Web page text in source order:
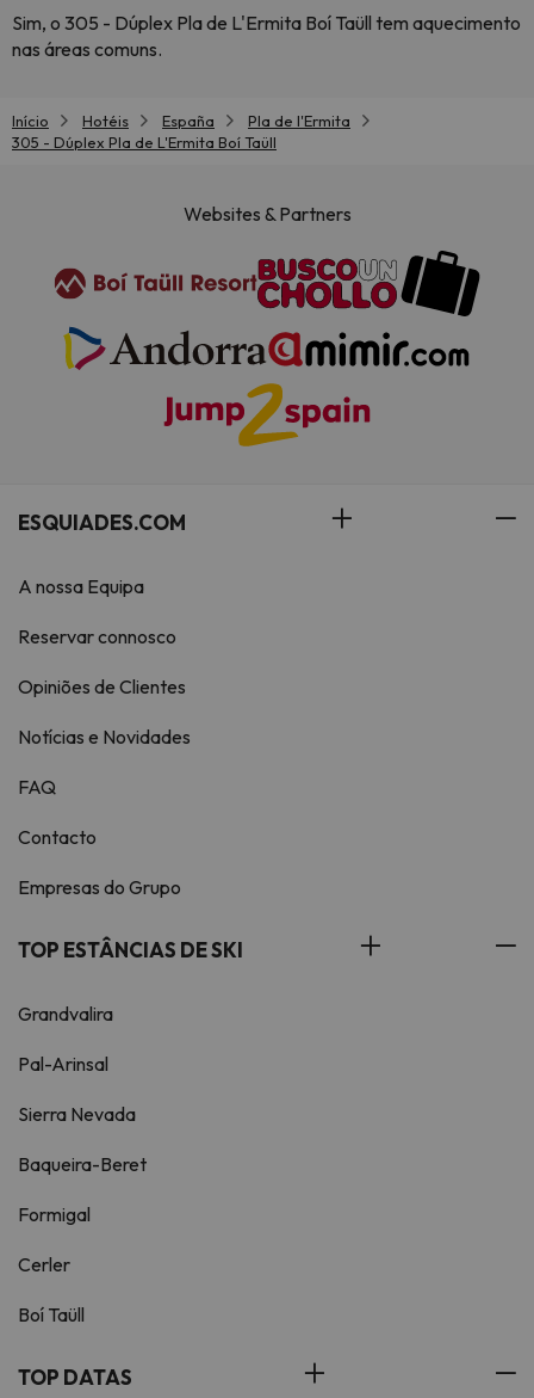
Sim, o 305 - Dúplex Pla de L'Ermita Boí Taüll tem aquecimento
nas áreas comuns.
Início Hotéis España
Pla de l'Ermita
305 - Dúplex Pla de L'Ermita Boí Taüll
Websites & Partners
ESQUIADES.COM
A nossa Equipa
Reservar connosco
Opiniões de Clientes
Notícias e Novidades
FAQ
Contacto
Empresas do Grupo
TOP ESTÂNCIAS DE SKI
Grandvalira
Pal-Arinsal
Sierra Nevada
Baqueira-Beret
Formigal
Cerler
Boí Taüll
TOP DATAS